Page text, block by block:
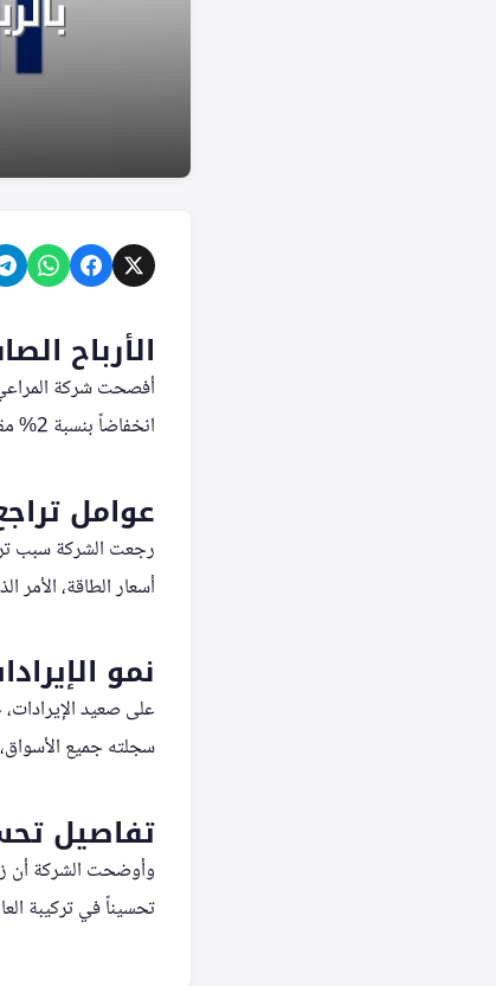
الأرباح
انخفاضاً بنسبة 2% مقارنة بصافي الربح الذي سجلته الشركة في نفس الفترة من عام 2025 والبالغ 646.9 مليون ريال.
عوامل
رجعت الشركة سبب
أسعار الطاقة، الأمر
نمو
سجلته جميع
تفاصيل
وأوضحت الشركة أن
تحسيناً في تركيبة